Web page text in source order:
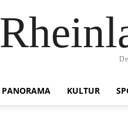
PANORAMA KULTUR